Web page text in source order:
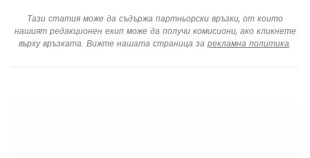
Тази статия може да съдържа партньорски връзки, от които
нашият редакционен екип може да получи комисиони, ако кликнете
върху връзката. Вижте нашата страница за рекламна политика.